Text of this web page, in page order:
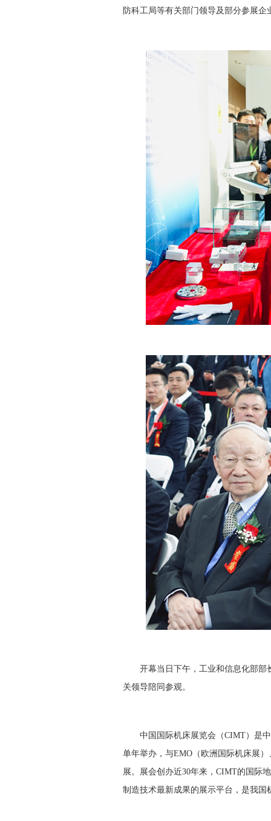
防科工局等有关部门领导及部分参展
开幕当日下午，工业和信息化部部
关领导陪同参观。
中国国际机床展览会（CIMT）是中
单年举办，与EMO（欧洲国际机床展
展。展会创办近30年来，CIMT的国际
制造技术最新成果的展示平台，是我